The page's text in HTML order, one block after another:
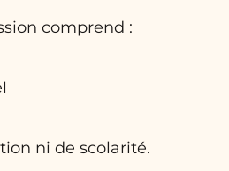
comprend :
ni de scolarité.